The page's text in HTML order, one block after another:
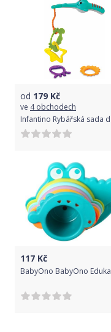
od 179 Kč
ve 4 obchodech
117 Kč